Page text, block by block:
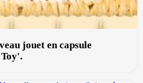
jouet en capsule